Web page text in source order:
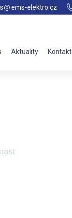
ems-elektro.cz
Aktuality Kontakt